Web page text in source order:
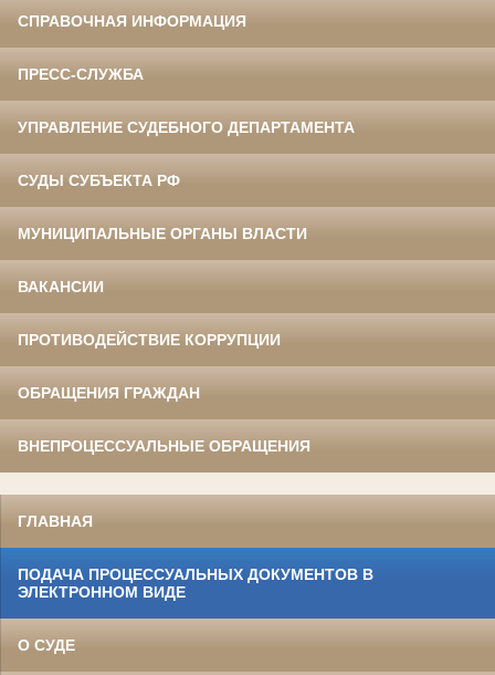
СПРАВОЧНАЯ ИНФОРМАЦИЯ
ПРЕСС-СЛУЖБА
УПРАВЛЕНИЕ СУДЕБНОГО ДЕПАРТАМЕНТА
СУДЫ СУБЪЕКТА РФ
МУНИЦИПАЛЬНЫЕ ОРГАНЫ ВЛАСТИ
ВАКАНСИИ
ПРОТИВОДЕЙСТВИЕ КОРРУПЦИИ
ОБРАЩЕНИЯ ГРАЖДАН
ВНЕПРОЦЕССУАЛЬНЫЕ ОБРАЩЕНИЯ
ГЛАВНАЯ
ПОДАЧА ПРОЦЕССУАЛЬНЫХ ДОКУМЕНТОВ В
ЭЛЕКТРОННОМ ВИДЕ
О СУДЕ